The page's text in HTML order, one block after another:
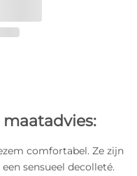
comfortabel. Ze zijn
sensueel decolleté.